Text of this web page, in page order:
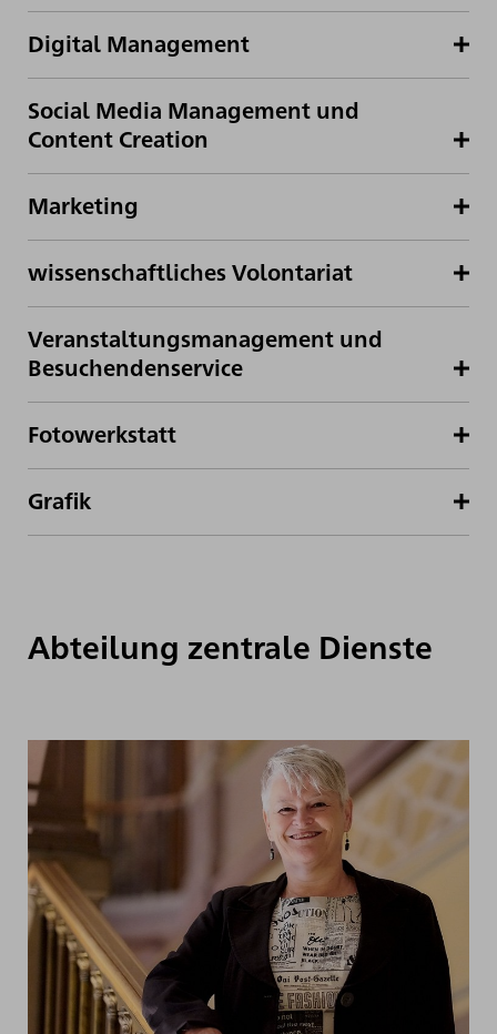
Digital Management
Social Media Management und
Content Creation
Marketing
wissenschaftliches Volontariat
Veranstaltungsmanagement und
Besuchendenservice
Fotowerkstatt
Grafik
Abteilung zentrale Dienste